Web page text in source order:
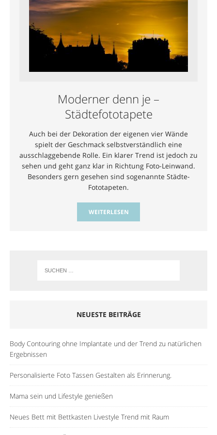
Moderner denn je –
Städtefototapete
Auch bei der Dekoration der eigenen vier Wände
spielt der Geschmack selbstverständlich eine
ausschlaggebende Rolle. Ein klarer Trend ist jedoch zu
sehen und geht ganz klar in Richtung Foto-Leinwand.
Besonders gern gesehen sind sogenannte Städte-
Fototapeten.
WEITERLESEN
NEUESTE BEITRÄGE
Body Contouring ohne Implantate und der Trend zu natürlichen
Ergebnissen
Personalisierte Foto Tassen Gestalten als Erinnerung.
Mama sein und Lifestyle genießen
Neues Bett mit Bettkasten Livestyle Trend mit Raum